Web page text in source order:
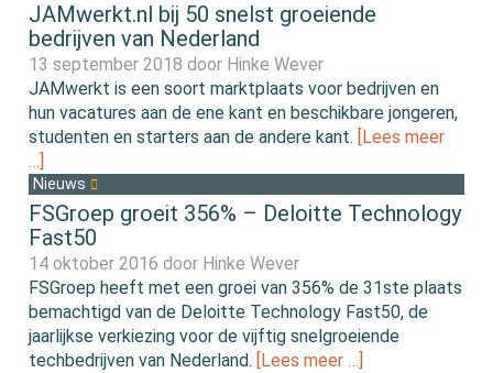
JAMwerkt.nl bij 50 snelst groeiende
bedrijven van Nederland
13 september 2018 door Hinke Wever
JAMwerkt is een soort marktplaats voor bedrijven en
hun vacatures aan de ene kant en beschikbare jongeren,
studenten en starters aan de andere kant.
[Lees meer
…]
Nieuws
FSGroep groeit 356% – Deloitte Technology
Fast50
14 oktober 2016 door Hinke Wever
FSGroep heeft met een groei van 356% de 31ste plaats
bemachtigd van de Deloitte Technology Fast50, de
jaarlijkse verkiezing voor de vijftig snelgroeiende
techbedrijven van Nederland.
[Lees meer …]